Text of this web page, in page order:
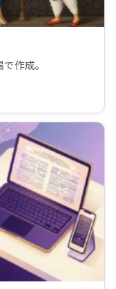
作成。